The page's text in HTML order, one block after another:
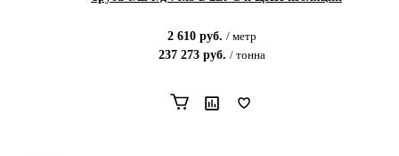
2 610 руб. / метр
237 273 руб. / тонна